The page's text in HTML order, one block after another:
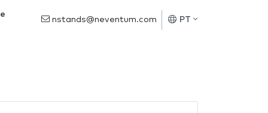
nstands@neventum.com PT